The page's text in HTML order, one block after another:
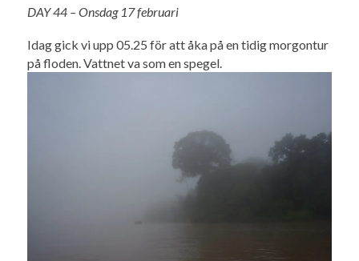
DAY 44 – Onsdag 17 februari
Idag gick vi upp 05.25 för att åka på en tidig morgontur
på floden. Vattnet va som en spegel.